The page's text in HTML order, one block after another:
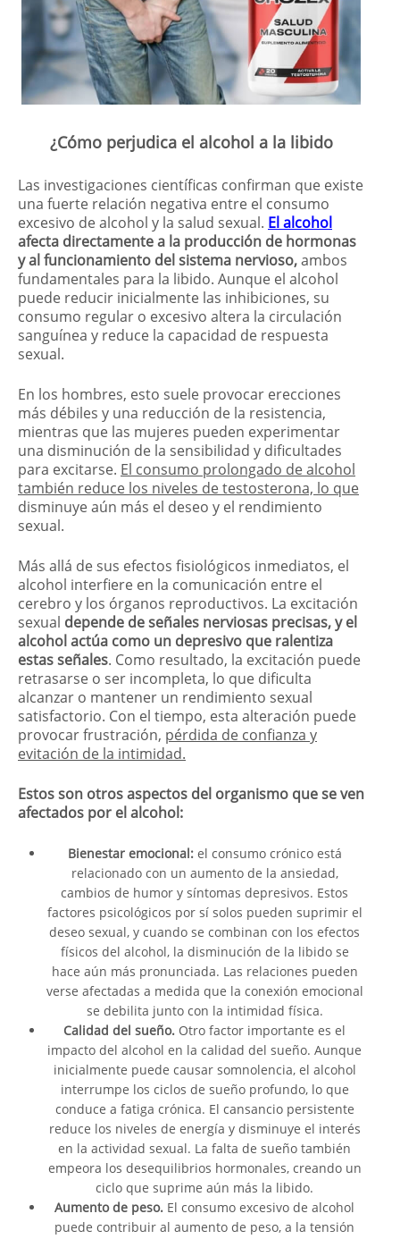
¿Cómo perjudica el alcohol a la libido
Las investigaciones científicas confirman que existe
una fuerte relación negativa entre el consumo
excesivo de alcohol y la salud sexual. El alcohol
afecta directamente a la producción de hormonas
y al funcionamiento del sistema nervioso,ambos
fundamentales para la libido. Aunque el alcohol
puede reducir inicialmente las inhibiciones, su
consumo regular o excesivo altera la circulación
sanguínea y reduce la capacidad de respuesta
sexual.
En los hombres, esto suele provocar erecciones
más débiles y una reducción de la resistencia,
mientras que las mujeres pueden experimentar
una disminución de la sensibilidad y dificultades
para excitarse. El consumo prolongado de alcohol
también reduce los niveles de testosterona, lo que
disminuye aún más el deseo y el rendimiento
sexual.
Más allá de sus efectos fisiológicos inmediatos, el
alcohol interfiere en la comunicación entre el
cerebro y los órganos reproductivos. La excitación
sexual depende de señales nerviosas precisas, y el
alcohol actúa como un depresivo que ralentiza
estas señales. Como resultado, la excitación puede
retrasarse o ser incompleta, lo que dificulta
alcanzar o mantener un rendimiento sexual
satisfactorio. Con el tiempo, esta alteración puede
provocar frustración, pérdida de confianza y
evitación de la intimidad.
Estos son otros aspectos del organismo que se ven
afectados por el alcohol:
Bienestar emocional:el consumo crónico está
relacionado con un aumento de la ansiedad,
cambios de humor y síntomas depresivos. Estos
factores psicológicos por sí solos pueden suprimir el
deseo sexual, y cuando se combinan con los efectos
físicos del alcohol, la disminución de la libido se
hace aún más pronunciada. Las relaciones pueden
verse afectadas a medida que la conexión emocional
se debilita junto con la intimidad física.
Calidad del sueño. Otro factor importante es el
impacto del alcohol en la calidad del sueño. Aunque
inicialmente puede causar somnolencia, el alcohol
interrumpe los ciclos de sueño profundo, lo que
conduce a fatiga crónica. El cansancio persistente
reduce los niveles de energía y disminuye el interés
en la actividad sexual. La falta de sueño también
empeora los desequilibrios hormonales, creando un
ciclo que suprime aún más la libido.
Aumento de peso. El consumo excesivo de alcohol
puede contribuir al aumento de peso, a la tensión